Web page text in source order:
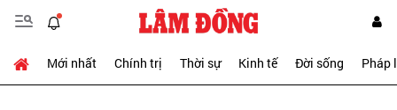
Mới nhất Chính trị Thời sự Kinh tế Đời sống Pháp